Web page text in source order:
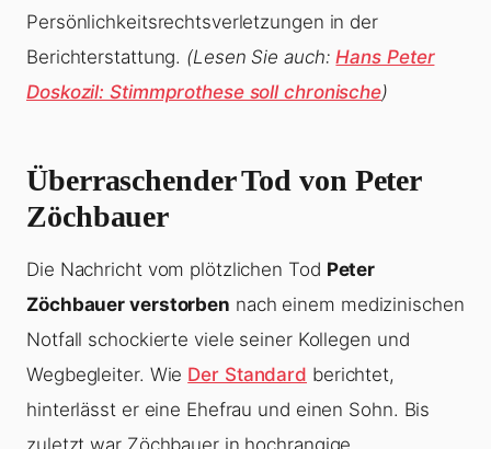
Persönlichkeitsrechtsverletzungen in der
Berichterstattung. (Lesen Sie auch:Hans Peter
Doskozil: Stimmprothese soll chronische)
Überraschender Tod von Peter
Zöchbauer
Die Nachricht vom plötzlichen Tod Peter
Zöchbauer verstorben nach einem medizinischen
Notfall schockierte viele seiner Kollegen und
Wegbegleiter. Wie Der Standard berichtet,
hinterlässt er eine Ehefrau und einen Sohn. Bis